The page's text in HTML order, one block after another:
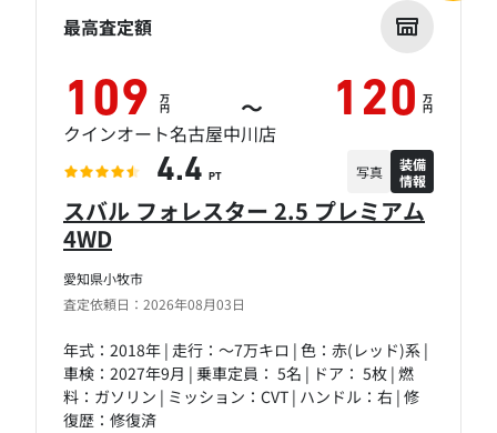
愛知県小牧市
査定依頼日：2026年08月03日
スバル フォレスター 2.5 プレミアム
4WD
年式：2018年 | 走行：～7万キロ | 色：赤(レッド)系 |
車検：2027年9月 | 乗車定員： 5名 | ドア： 5枚 | 燃
料：ガソリン | ミッション：CVT | ハンドル：右 | 修
復歴：修復済
最高査定額
109 万
円 ～ 120 万
円
クインオート名古屋中川店
4.4 PT 写真
装備
情報